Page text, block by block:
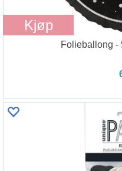
Kjøp
Folieballong -